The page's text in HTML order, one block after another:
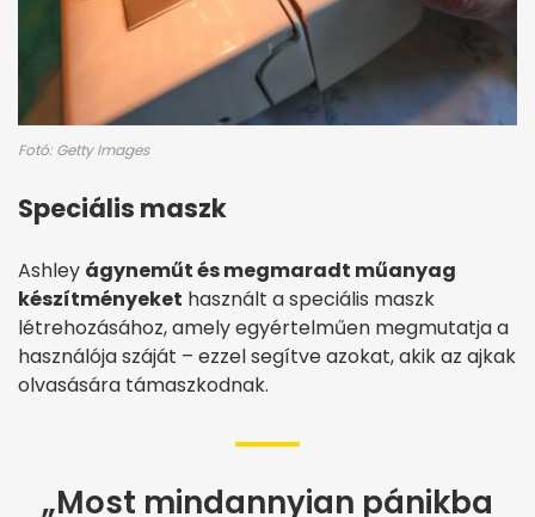
Fotó: Getty Images
Speciális maszk
Ashley ágyneműt és megmaradt műanyag
készítményeket használt a speciális maszk
létrehozásához, amely egyértelműen megmutatja a
használója száját – ezzel segítve azokat, akik az ajkak
olvasására támaszkodnak.
„Most mindannyian pánikba